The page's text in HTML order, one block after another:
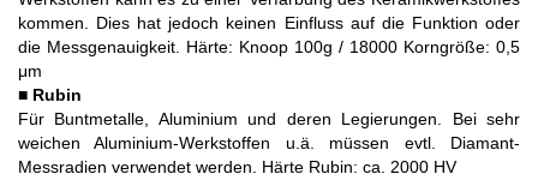
kommen. Dies hat jedoch keinen Einfluss auf die Funktion oder
die Messgenauigkeit. Härte: Knoop 100g / 18000 Korngröße: 0,5
μm
■ Rubin
Für Buntmetalle, Aluminium und deren Legierungen. Bei sehr
weichen Aluminium-Werkstoffen u.ä. müssen evtl. Diamant-
Messradien verwendet werden. Härte Rubin: ca. 2000 HV